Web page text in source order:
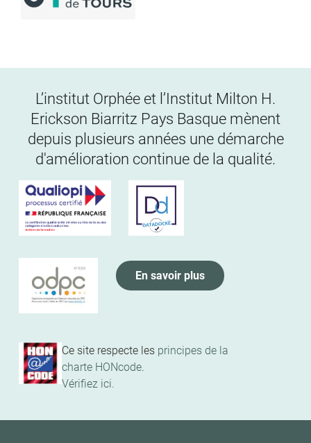
L’institut Orphée et l’Institut Milton H.
Erickson Biarritz Pays Basque mènent
depuis plusieurs années une démarche
d'amélioration continue de la qualité.
Ce site respecte les principes de la
charte HONcode.
Vérifiez ici.
En savoir plus